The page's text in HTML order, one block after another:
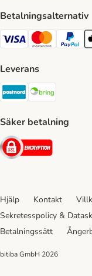
Betalningsalternativ
VISA Payment Method
MastercardPaypal
Leverans
Postnord
Säker betalning
Security
Hjälp Kontakt
Sekretesspolicy &
Betalningssätt
bitiba GmbH 2026